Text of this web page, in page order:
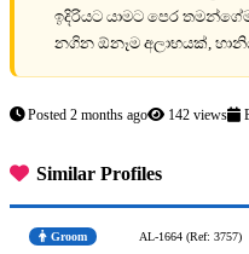
ඉදිරියට යාමට පෙර
නගින ඕනෑම අලාභයක්,
Posted 2 months ago 142 views
Similar Profiles
Groom AL-1664 (Ref: 3757)